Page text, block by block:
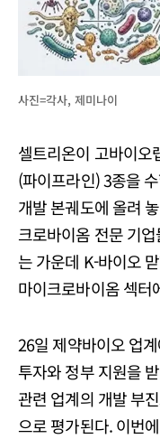
사진=각사, 제미나이
셀트리온이 고바이오
(파이프라인) 3종을
개발 본궤도에 올려
크로바이옴 전문 기
는 가운데 K-바이오
마이크로바이옴 섹터
26일 제약바이오 업
투자와 정부 지원을
관련 업계의 개발 부
으로 평가된다. 이번